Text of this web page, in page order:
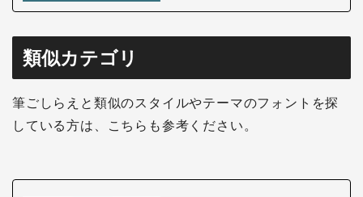
類似カテゴリ
筆ごしらえと類似のスタイルやテーマのフォントを探
している方は、こちらも参考ください。